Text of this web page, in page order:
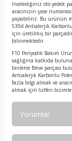
İncelediğiniz oto yedek
aracınızın şase
yapabiliriz. Bu ürünün
530d Antialerjik
için üretilmiş bir
bilinmektedir.
F10 Periyodik Bakım
sağlığına katkıda
binlerce Bmw parçası
Antialerjik Karbonlu
fazla bilgi almak ve
almak için lütfen bizimle
Yorumlar